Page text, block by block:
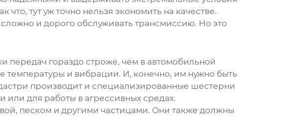
тут уж точно нельзя экономить на качестве.
и дорого обслуживать трансмиссию. Но это
передач гораздо строже, чем в автомобильной
и вибрации. И, конечно, им нужно быть
производит и специализированные шестерни
для работы в агрессивных средах.
песком и другими частицами. Они также должны